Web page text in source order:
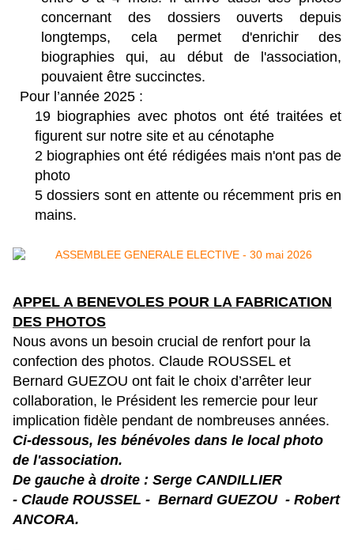
concernant des dossiers ouverts depuis
longtemps, cela permet d'enrichir des
biographies qui, au début de l'association,
pouvaient être succinctes.
Pour l’année 2025 :
19 biographies avec photos ont été traitées et
figurent sur notre site et au cénotaphe
2 biographies ont été rédigées mais n'ont pas de
photo
5 dossiers sont en attente ou récemment pris en
mains.
APPEL A BENEVOLES POUR LA FABRICATION
DES PHOTOS
Nous avons un besoin crucial de renfort pour la
confection des photos. Claude ROUSSEL et
Bernard GUEZOU ont fait le choix d’arrêter leur
collaboration, le Président les remercie pour leur
implication fidèle pendant de nombreuses années.
Ci-dessous, les bénévoles dans le local photo
de l'association.
De gauche à droite : Serge CANDILLIER
- Claude ROUSSEL - Bernard GUEZOU - Robert
ANCORA.